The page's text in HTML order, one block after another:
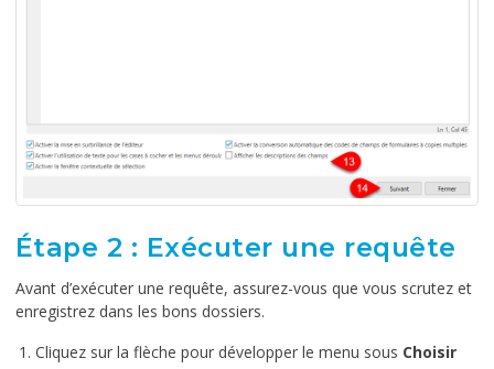
Étape 2 : Exécuter une requête
Avant d’exécuter une requête, assurez-vous que vous scrutez et
enregistrez dans les bons dossiers.
Cliquez sur la flèche pour développer le menu sous Choisir